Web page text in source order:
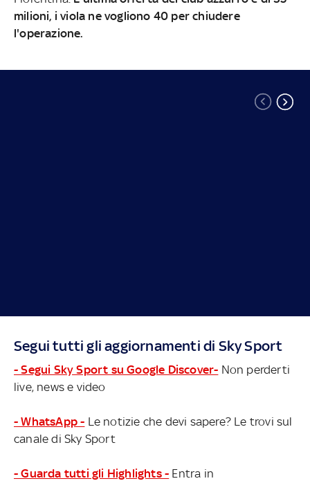
milioni, i viola ne vogliono 40 per chiudere
l'operazione.
Segui tutti gli aggiornamenti di Sky Sport
- Segui Sky Sport su Google Discover- Non perderti
live, news e video
- WhatsApp - Le notizie che devi sapere? Le trovi sul
canale di Sky Sport
- Guarda tutti gli Highlights - Entra in